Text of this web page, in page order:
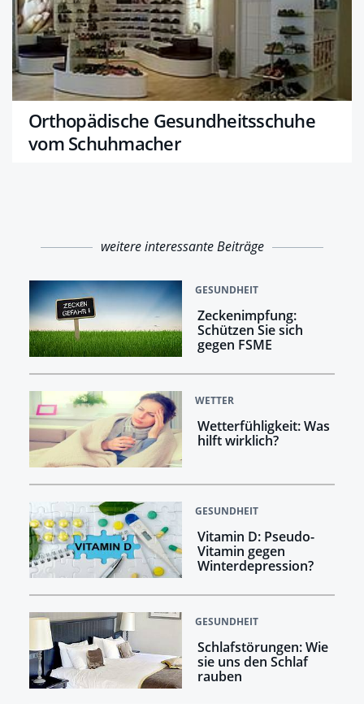
Orthopädische Gesundheitsschuhe
vom Schuhmacher
weitere interessante Beiträge
GESUNDHEIT
Zeckenimpfung:
Schützen Sie sich
gegen FSME
WETTER
Wetterfühligkeit: Was
hilft wirklich?
GESUNDHEIT
Vitamin D: Pseudo-
Vitamin gegen
Winterdepression?
GESUNDHEIT
Schlafstörungen: Wie
sie uns den Schlaf
rauben